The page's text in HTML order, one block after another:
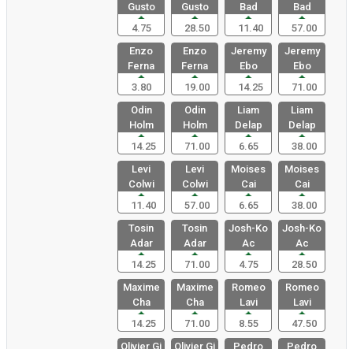
Gusto
4.75
Gusto
28.50
Bad
11.40
Bad
57.00
Enzo
Ferna
3.80
Enzo
Ferna
19.00
Jeremy
Ebo
14.25
Jeremy
Ebo
71.00
Odin
Holm
14.25
Odin
Holm
71.00
Liam
Delap
6.65
Liam
Delap
38.00
Levi
Colwi
11.40
Levi
Colwi
57.00
Moises
Cai
6.65
Moises
Cai
38.00
Tosin
Adar
14.25
Tosin
Adar
71.00
Josh-Ko
Ac
4.75
Josh-Ko
Ac
28.50
Maxime
Cha
14.25
Maxime
Cha
71.00
Romeo
Lavi
8.55
Romeo
Lavi
47.50
Olivier Gi
Olivier Gi Pedro Pedro